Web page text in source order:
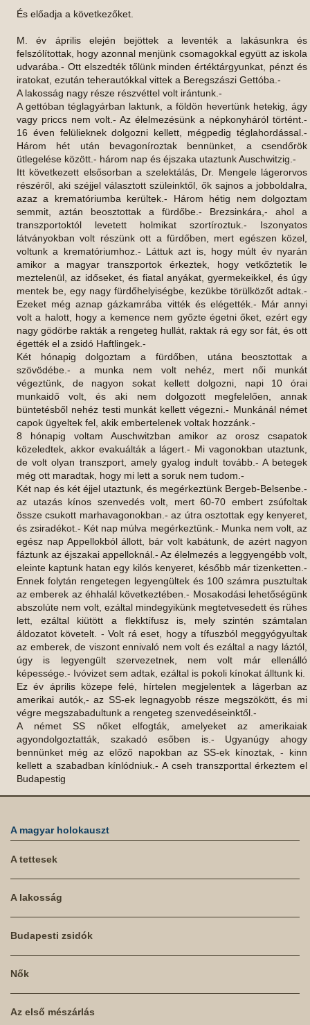
És előadja a következőket.
M. év április elején bejöttek a leventék a lakásunkra és
felszólítottak, hogy azonnal menjünk csomagokkal együtt az iskola
udvarába.- Ott elszedték tőlünk minden értéktárgyunkat, pénzt és
iratokat, ezután teherautókkal vittek a Beregszászi Gettóba.-
A lakosság nagy része részvéttel volt irántunk.-
A gettóban téglagyárban laktunk, a földön hevertünk hetekig, ágy
vagy priccs nem volt.- Az élelmezésünk a népkonyháról történt.-
16 éven felülieknek dolgozni kellett, mégpedig téglahordással.-
Három hét után bevagoníroztak bennünket, a csendőrök
ütlegelése között.- három nap és éjszaka utaztunk Auschwitzig.-
Itt következett elsősorban a szelektálás, Dr. Mengele lágerorvos
részéről, aki széjjel választott szüleinktől, ők sajnos a jobboldalra,
azaz a krematóriumba kerültek.- Három hétig nem dolgoztam
semmit, aztán beosztottak a fürdőbe.- Brezsinkára,- ahol a
transzportoktól levetett holmikat szortíroztuk.- Iszonyatos
látványokban volt részünk ott a fürdőben, mert egészen közel,
voltunk a krematóriumhoz.- Láttuk azt is, hogy múlt év nyarán
amikor a magyar transzportok érkeztek, hogy vetkőztetik le
meztelenül, az időseket, és fiatal anyákat, gyermekeikkel, és úgy
mentek be, egy nagy fürdőhelyiségbe, kezükbe törülközőt adtak.-
Ezeket még aznap gázkamrába vitték és elégették.- Már annyi
volt a halott, hogy a kemence nem győzte égetni őket, ezért egy
nagy gödörbe rakták a rengeteg hullát, raktak rá egy sor fát, és ott
égették el a zsidó Haftlingek.-
Két hónapig dolgoztam a fürdőben, utána beosztottak a
szövödébe.- a munka nem volt nehéz, mert női munkát
végeztünk, de nagyon sokat kellett dolgozni, napi 10 órai
munkaidő volt, és aki nem dolgozott megfelelően, annak
büntetésből nehéz testi munkát kellett végezni.- Munkánál német
capok ügyeltek fel, akik embertelenek voltak hozzánk.-
8 hónapig voltam Auschwitzban amikor az orosz csapatok
közeledtek, akkor evakuálták a lágert.- Mi vagonokban utaztunk,
de volt olyan transzport, amely gyalog indult tovább.- A betegek
még ott maradtak, hogy mi lett a soruk nem tudom.-
Két nap és két éjjel utaztunk, és megérkeztünk Bergeb-Belsenbe.-
az utazás kínos szenvedés volt, mert 60-70 embert zsúfoltak
össze csukott marhavagonokban.- az útra osztottak egy kenyeret,
és zsiradékot.- Két nap múlva megérkeztünk.- Munka nem volt, az
egész nap Appellokból állott, bár volt kabátunk, de azért nagyon
fáztunk az éjszakai appelloknál.- Az élelmezés a leggyengébb volt,
eleinte kaptunk hatan egy kilós kenyeret, később már tizenketten.-
Ennek folytán rengetegen legyengültek és 100 számra pusztultak
az emberek az éhhalál következtében.- Mosakodási lehetőségünk
abszolúte nem volt, ezáltal mindegyikünk megtetvesedett és rühes
lett, ezáltal kiütött a flekktífusz is, mely szintén számtalan
áldozatot követelt. - Volt rá eset, hogy a tífuszból meggyógyultak
az emberek, de viszont ennivaló nem volt és ezáltal a nagy láztól,
úgy is legyengült szervezetnek, nem volt már ellenálló
képessége.- Ivóvizet sem adtak, ezáltal is pokoli kínokat álltunk ki.
Ez év április közepe felé, hírtelen megjelentek a lágerban az
amerikai autók,- az SS-ek legnagyobb része megszökött, és mi
végre megszabadultunk a rengeteg szenvedéseinktől.-
A német SS nőket elfogták, amelyeket az amerikaiak
agyondolgoztatták, szakadó esőben is.- Ugyanúgy ahogy
bennünket még az előző napokban az SS-ek kínoztak, - kinn
kellett a szabadban kínlódniuk.- A cseh transzporttal érkeztem el
Budapestig
A magyar holokauszt
A tettesek
A lakosság
Budapesti zsidók
Nők
Az első mészárlás